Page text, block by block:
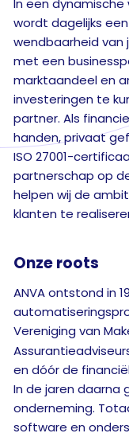
In een
wordt dagelijks
wendbaarheid van
met een
marktaandeel en
investeringen te
partner. Als
handen, privaat
ISO 27001-
partnerschap op
helpen wij de
klanten te
Onzeroots
ANVA ontstond in
Vereniging van
en dóór de
In de jaren daarna
onderneming.
software en